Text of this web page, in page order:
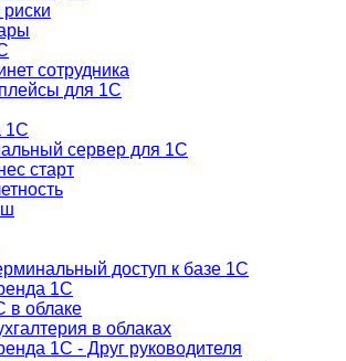
сотрудника
для 1С
1С
сервер для 1С
старт
доступ к базе 1С
1С
в облаке
в облаках
1С - Друг руководителя